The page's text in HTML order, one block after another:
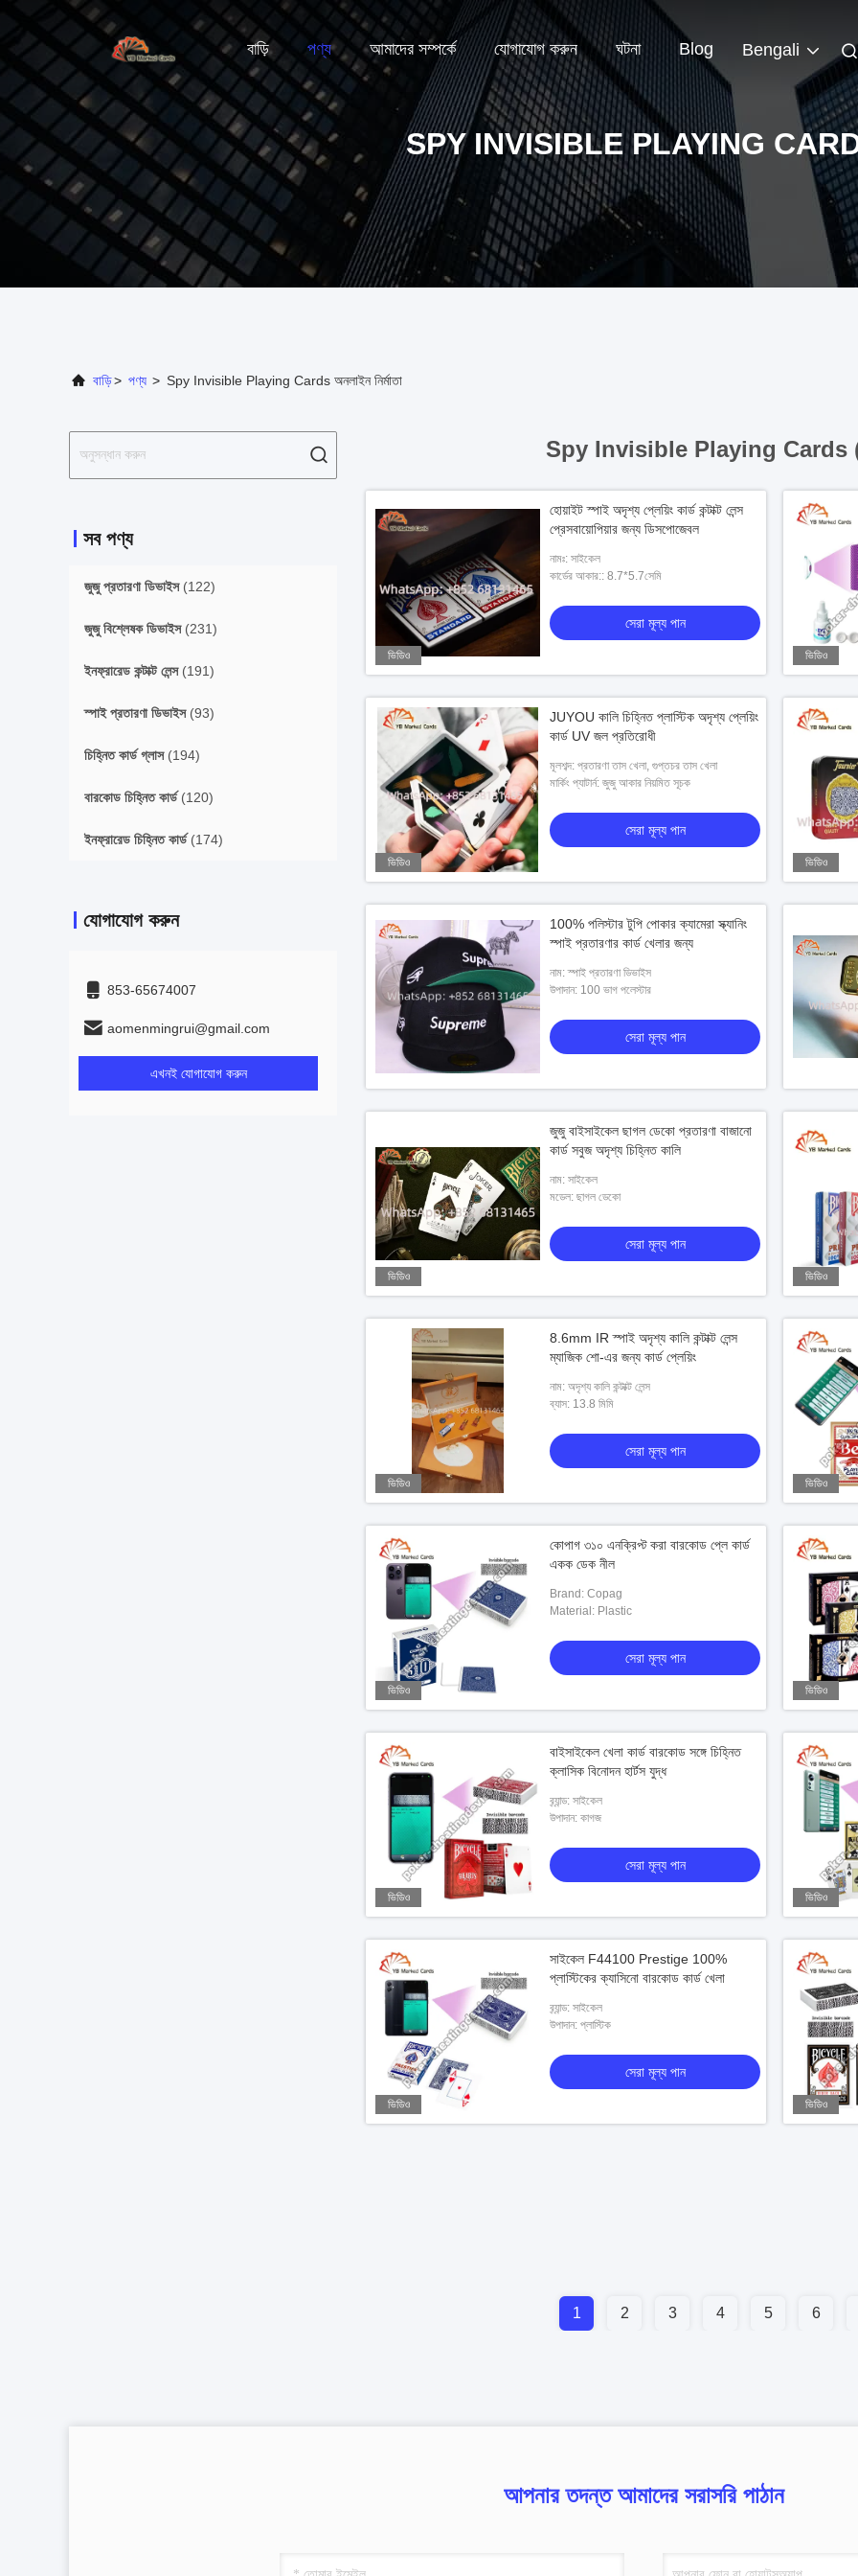
বাড়ি পণ্য আমাদের সম্পর্কে যোগাযোগ করুন ঘটনা Blog Bengali
SPY INVISIBLE PLAYING
বাড়ি> পণ্য > Spy Invisible Playing Cards অনলাইন নির্মাতা
সব পণ্য
জুজু প্রতারণা ডিভাইস(122)
জুজু বিশ্লেষক ডিভাইস(231)
ইনফ্রারেড কন্টাক্ট লেন্স(191)
স্পাই প্রতারণা ডিভাইস(93)
চিহ্নিত কার্ড গ্লাস(194)
বারকোড চিহ্নিত কার্ড(120)
ইনফ্রারেড চিহ্নিত কার্ড(174)
যোগাযোগ করুন
853-65674007
aomenmingrui@gmail.com
এখনই যোগাযোগ করুন
Spy Invisible Playing Cards
ভিডিও
হোয়াইট স্পাই অদৃশ্য প্লেয়িং কার্ড কন্টাক্ট লেন্স
প্রেসবায়োপিয়ার জন্য ডিসপোজেবল
নামঃ: সাইকেল
কার্ডের আকার:: 8.7*5.7সেমি
সেরা মূল্য পান
ভিডিও
ভিডিও
JUYOU কালি চিহ্নিত প্লাস্টিক অদৃশ্য প্লেয়িং
কার্ড UV জল প্রতিরোধী
মূলশব্দ: প্রতারণা তাস খেলা, গুপ্তচর তাস খেলা
মার্কিং প্যাটার্ন: জুজু আকার নিয়মিত সূচক
সেরা মূল্য পান
ভিডিও
100% পলিস্টার টুপি পোকার ক্যামেরা স্ক্যানিং
স্পাই প্রতারণার কার্ড খেলার জন্য
নাম: স্পাই প্রতারণা ডিভাইস
উপাদান: 100 ভাগ পলেস্টার
সেরা মূল্য পান
ভিডিও
জুজু বাইসাইকেল ছাগল ডেকো প্রতারণা বাজানো
কার্ড সবুজ অদৃশ্য চিহ্নিত কালি
নাম: সাইকেল
মডেল: ছাগল ডেকো
সেরা মূল্য পান
ভিডিও
ভিডিও
8.6mm IR স্পাই অদৃশ্য কালি কন্টাক্ট লেন্স
ম্যাজিক শো-এর জন্য কার্ড প্লেয়িং
নাম: অদৃশ্য কালি কন্টাক্ট লেন্স
ব্যাস: 13.8 মিমি
সেরা মূল্য পান
ভিডিও
ভিডিও
কোপাগ ৩১০ এনক্রিপ্ট করা বারকোড প্লে কার্ড
একক ডেক নীল
Brand: Copag
Material: Plastic
সেরা মূল্য পান
ভিডিও
ভিডিও
বাইসাইকেল খেলা কার্ড বারকোড সঙ্গে চিহ্নিত
ক্লাসিক বিনোদন হার্টস যুদ্ধ
ব্র্যান্ড: সাইকেল
উপাদান: কাগজ
সেরা মূল্য পান
ভিডিও
ভিডিও
সাইকেল F44100 Prestige 100%
প্লাস্টিকের ক্যাসিনো বারকোড কার্ড খেলা
ব্র্যান্ড: সাইকেল
উপাদান: প্লাস্টিক
সেরা মূল্য পান
ভিডিও
1 2 3 4 5 6
আপনার তদন্ত আমাদের সরাসরি পাঠান